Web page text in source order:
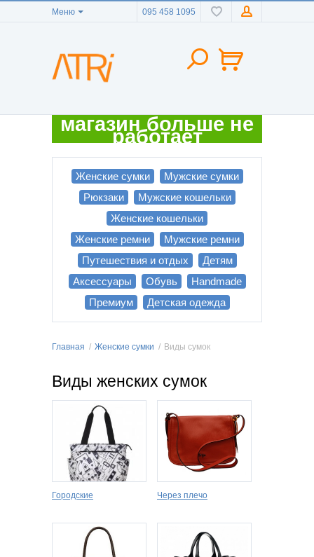
Меню 095 458 1095
магазин больше не
работает
Женские сумки
Мужские сумки
Рюкзаки
Мужские кошельки
Женские кошельки
Женские ремни
Мужские ремни
Путешествия и отдых
Детям
Аксессуары
Обувь
Handmade
Премиум
Детская одежда
Главная / Женские сумки / Виды сумок
Виды женских сумок
Городские Через плечо